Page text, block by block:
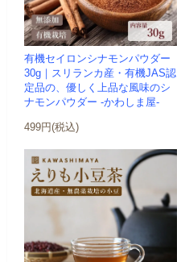
有機セイロンシナモンパウダー
30g｜スリランカ産・有機JAS認
定品の、優しく上品な風味のシ
ナモンパウダー -かわしま屋-
499円(税込)